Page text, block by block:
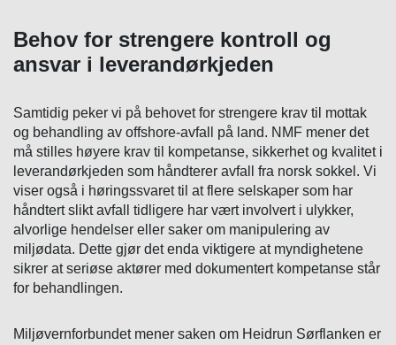
Behov for strengere kontroll og
ansvar i leverandørkjeden
Samtidig peker vi på behovet for strengere krav til mottak
og behandling av offshore-avfall på land. NMF mener det
må stilles høyere krav til kompetanse, sikkerhet og kvalitet i
leverandørkjeden som håndterer avfall fra norsk sokkel. Vi
viser også i høringssvaret til at flere selskaper som har
håndtert slikt avfall tidligere har vært involvert i ulykker,
alvorlige hendelser eller saker om manipulering av
miljødata. Dette gjør det enda viktigere at myndighetene
sikrer at seriøse aktører med dokumentert kompetanse står
for behandlingen.
Miljøvernforbundet mener saken om Heidrun Sørflanken er